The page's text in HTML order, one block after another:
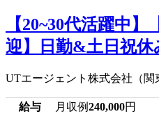
【20~30代活躍中
迎】日勤&土日祝
UTエージェント株式会社（関
給与 月収例240,000円